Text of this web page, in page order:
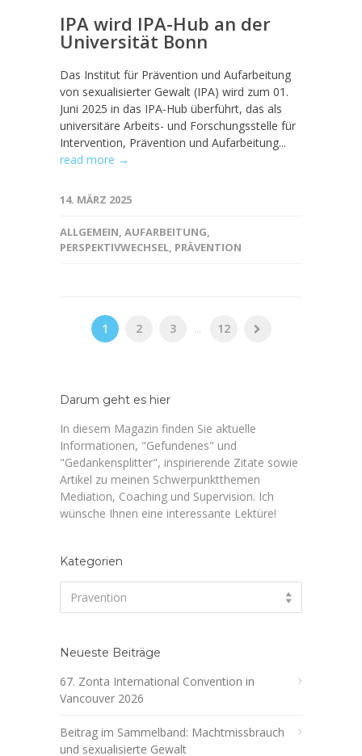
IPA wird IPA-Hub an der
Universität Bonn
Das Institut für Prävention und Aufarbeitung
von sexualisierter Gewalt (IPA) wird zum 01.
Juni 2025 in das IPA-Hub überführt, das als
universitäre Arbeits- und Forschungsstelle für
Intervention, Prävention und Aufarbeitung...
read more →
14. MÄRZ 2025
ALLGEMEIN, AUFARBEITUNG,
PERSPEKTIVWECHSEL, PRÄVENTION
1 2 3 ... 12
Darum geht es hier
In diesem Magazin finden Sie aktuelle
Informationen, "Gefundenes" und
"Gedankensplitter", inspirierende Zitate sowie
Artikel zu meinen Schwerpunktthemen
Mediation, Coaching und Supervision. Ich
wünsche Ihnen eine interessante Lektüre!
Kategorien
Prävention
Neueste Beiträge
67. Zonta International Convention in
Vancouver 2026
Beitrag im Sammelband: Machtmissbrauch
und sexualisierte Gewalt